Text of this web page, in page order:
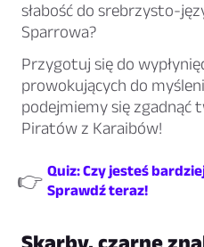
słabość do srebrzysto-
Sparrowa?
Przygotuj się do
prowokujących do
podejmiemy się zgadnąć
Piratów z Karaibów!
👉 Quiz: Czy jesteś
Sprawdź teraz!